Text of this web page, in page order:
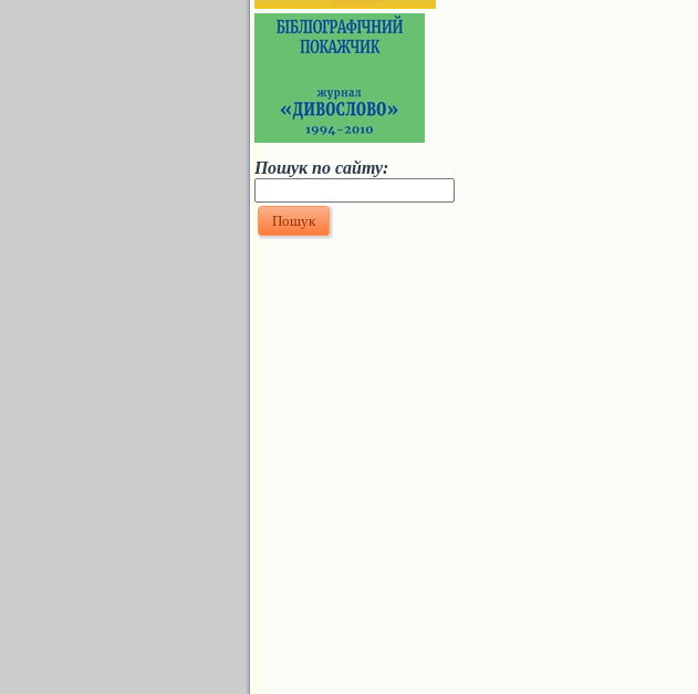
Пошук по сайту: